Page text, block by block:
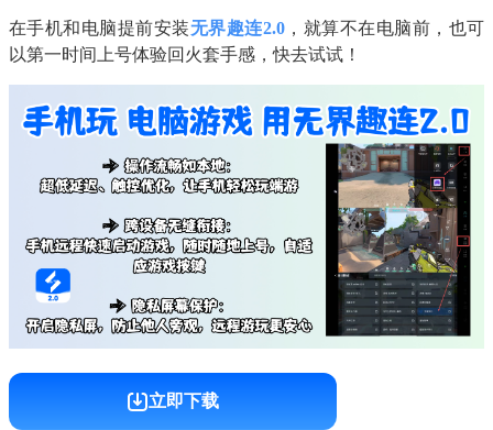
在手机和电脑提前安装无界趣连2.0，就算不在电脑前，也可
以第一时间上号体验回火套手感，快去试试！
立即下载